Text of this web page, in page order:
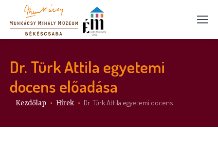
Dr. Türk Attila egyetemi
docens előadása
Itt vagy:
Kezdőlap Hírek Dr. Türk Attila egyetemi docens…